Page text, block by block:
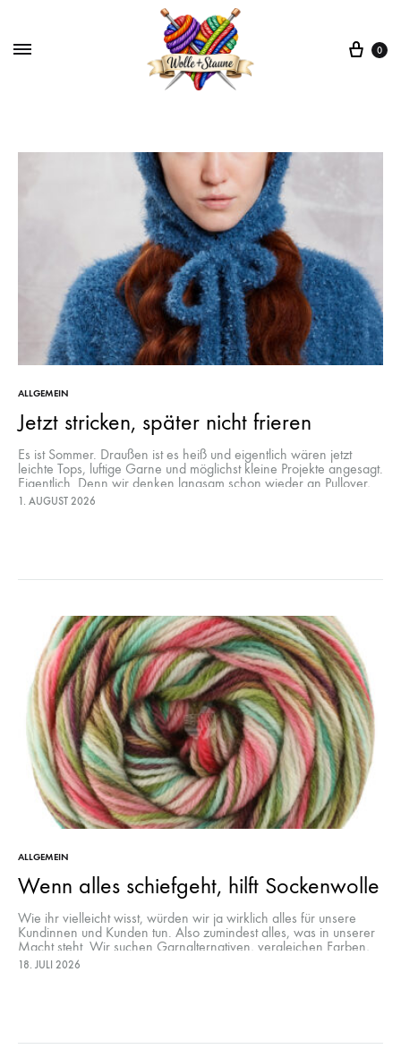
0
ALLGEMEIN
Jetzt stricken, später nicht frieren
Es ist Sommer. Draußen ist es heiß und eigentlich wären jetzt
leichte Tops, luftige Garne und möglichst kleine Projekte angesagt.
Eigentlich. Denn wir denken langsam schon wieder an Pullover,
Tücher…
1. AUGUST 2026
ALLGEMEIN
Wenn alles schiefgeht, hilft Sockenwolle
Wie ihr vielleicht wisst, würden wir ja wirklich alles für unsere
Kundinnen und Kunden tun. Also zumindest alles, was in unserer
Macht steht. Wir suchen Garnalternativen, vergleichen Farben,
rechnen Mengen…
18. JULI 2026